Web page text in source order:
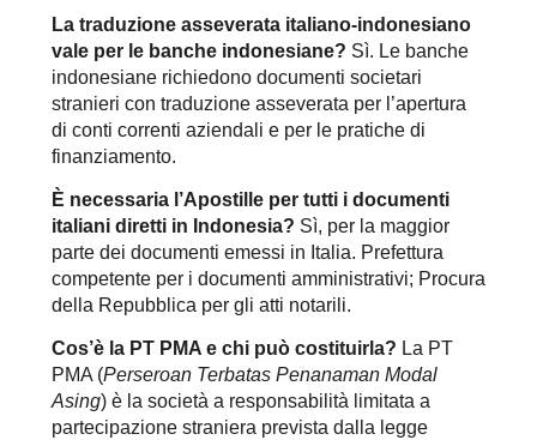
La traduzione asseverata italiano-indonesiano
vale per le banche indonesiane? Sì. Le banche
indonesiane richiedono documenti societari
stranieri con traduzione asseverata per l’apertura
di conti correnti aziendali e per le pratiche di
finanziamento.
È necessaria l’Apostille per tutti i documenti
italiani diretti in Indonesia? Sì, per la maggior
parte dei documenti emessi in Italia. Prefettura
competente per i documenti amministrativi; Procura
della Repubblica per gli atti notarili.
Cos’è la PT PMA e chi può costituirla? La PT
PMA (Perseroan Terbatas Penanaman Modal
Asing) è la società a responsabilità limitata a
partecipazione straniera prevista dalla legge